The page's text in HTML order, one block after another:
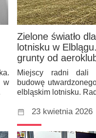
w
Zielone światło
lotnisku w
grunty od
Miejscy radni dali
budowę
elbląskim lotnisku.
23 kwietnia 2026